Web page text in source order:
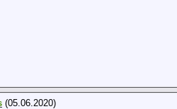
(05.06.2020)